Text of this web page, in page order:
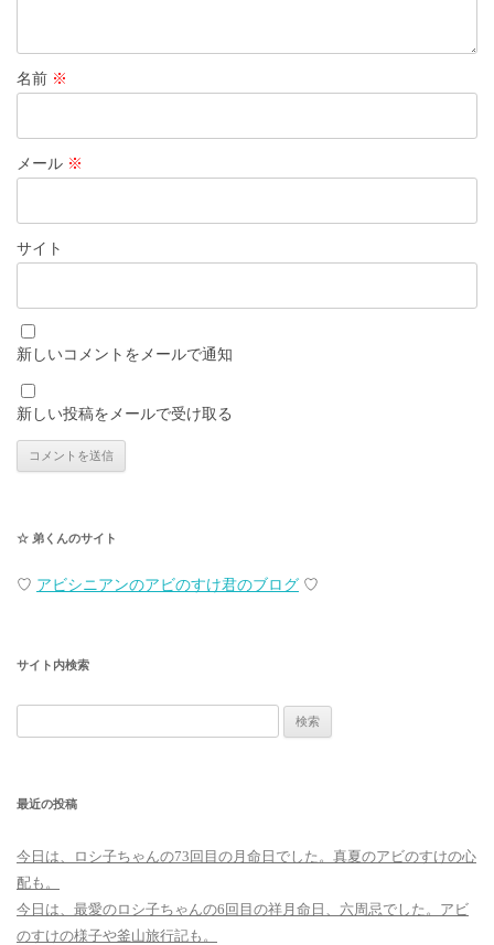
名前 ※
メール ※
サイト
新しいコメントをメールで通知
新しい投稿をメールで受け取る
☆ 弟くんのサイト
♡ アビシニアンのアビのすけ君のブログ ♡
サイト内検索
索:
最近の投稿
今日は、ロシ子ちゃんの73回目の月命日でした。真夏のアビのすけの心
配も。
今日は、最愛のロシ子ちゃんの6回目の祥月命日、六周忌でした。アビ
のすけの様子や釜山旅行記も。